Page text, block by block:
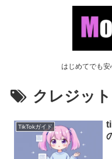
はじめてでも
クレジッ
TikTokガイド